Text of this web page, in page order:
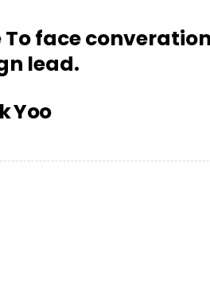
To face
lead.
Yoo